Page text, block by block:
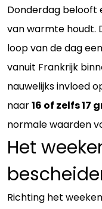
Donderdag belooft
van warmte houdt.
loop van de dag
vanuit Frankrijk
nauwelijks invloed
naar16 of zelfs 17
normale waarden
Het
Richting het